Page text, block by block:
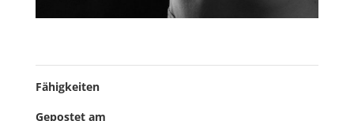
Fähigkeiten
Gepostet am